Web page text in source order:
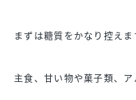
まずは糖質をかなり控えま
主食、甘い物や菓子類、ア